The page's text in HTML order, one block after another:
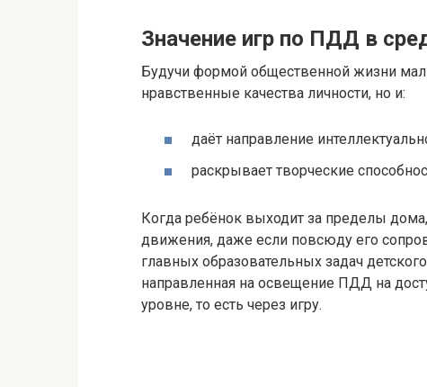
Значение игр по ПДД в
Будучи формой общественной жизни
нравственные качества личности, но и:
даёт направление
раскрывает творческие
Когда ребёнок выходит за пределы
движения, даже если повсюду его
главных образовательных задач
направленная на освещение ПДД на
уровне, то есть через игру.